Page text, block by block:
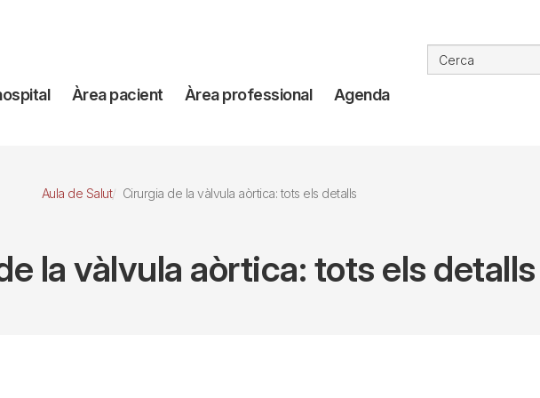
Àrea pacient Àrea professional Agenda
Aula de Salut Cirurgia de la vàlvula aòrtica: tots els detalls
la vàlvula aòrtica: tots els detalls